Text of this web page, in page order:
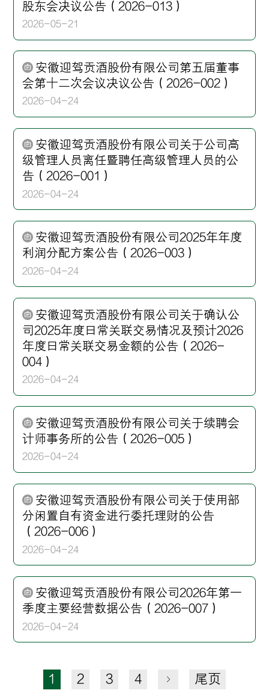
股东会决议公告（2026-013）
2026-05-21
安徽迎驾贡酒股份有限公司第五届董事
会第十二次会议决议公告（2026-002）
2026-04-24
安徽迎驾贡酒股份有限公司关于公司高
级管理人员离任暨聘任高级管理人员的公
告（2026-001）
2026-04-24
安徽迎驾贡酒股份有限公司2025年年度
利润分配方案公告（2026-003）
2026-04-24
安徽迎驾贡酒股份有限公司关于确认公
司2025年度日常关联交易情况及预计2026
年度日常关联交易金额的公告（2026-
004）
2026-04-24
安徽迎驾贡酒股份有限公司关于续聘会
计师事务所的公告（2026-005）
2026-04-24
安徽迎驾贡酒股份有限公司关于使用部
分闲置自有资金进行委托理财的公告
（2026-006）
2026-04-24
安徽迎驾贡酒股份有限公司2026年第一
季度主要经营数据公告（2026-007）
2026-04-24
1 2 3 4 尾页